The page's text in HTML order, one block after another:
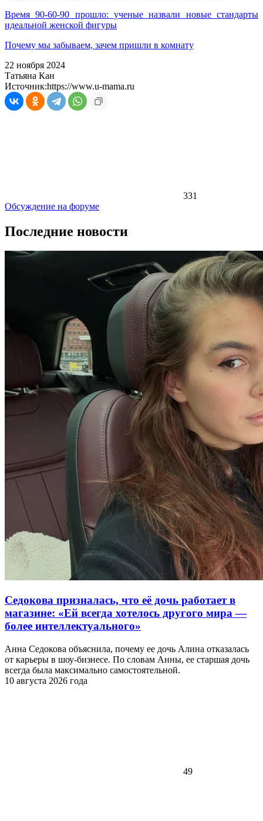
Время 90‑60‑90 прошло: ученые назвали новые стандарты
идеальной женской фигуры
Почему мы забываем, зачем пришли в комнату
22 ноября 2024
Татьяна Кан
Источник:https://www.u-mama.ru
331
Обсуждение на форуме
Последние новости
Седокова призналась, что её дочь работает в
магазине: «Ей всегда хотелось другого мира —
более интеллектуального»
Анна Седокова объяснила, почему ее дочь Алина отказалась
от карьеры в шоу-бизнесе. По словам Анны, ее старшая дочь
всегда была максимально самостоятельной.
10 августа 2026 года
49